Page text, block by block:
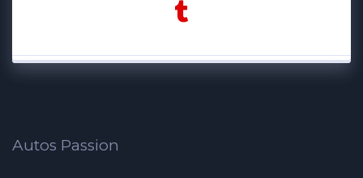
Autos Passion